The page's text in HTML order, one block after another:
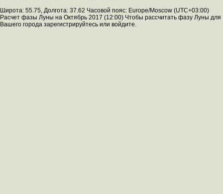
Широта: 55.75, Долгота: 37.62 Часовой пояс: Europe/Moscow (UTC+03:00)
Расчет фазы Луны на Октябрь 2017 (12:00) Чтобы рассчитать фазу Луны для
Вашего города зарегистрируйтесь или войдите.